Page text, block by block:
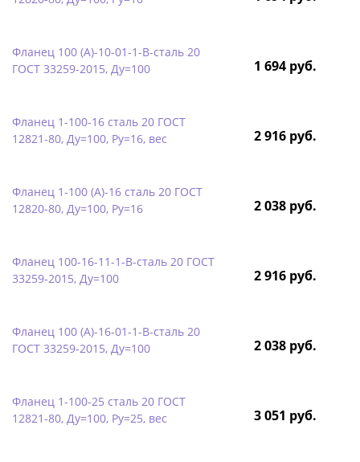
Фланец 100 (А)-10-01-1-B-сталь 20
ГОСТ 33259-2015, Ду=100
1 694 руб.
Фланец 1-100-16 сталь 20 ГОСТ
12821-80, Ду=100, Ру=16, вес
2 916 руб.
Фланец 1-100 (А)-16 сталь 20 ГОСТ
12820-80, Ду=100, Ру=16
2 038 руб.
Фланец 100-16-11-1-B-сталь 20 ГОСТ
33259-2015, Ду=100
2 916 руб.
Фланец 100 (А)-16-01-1-B-сталь 20
ГОСТ 33259-2015, Ду=100
2 038 руб.
Фланец 1-100-25 сталь 20 ГОСТ
12821-80, Ду=100, Ру=25, вес
3 051 руб.